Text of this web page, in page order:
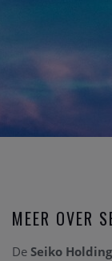
MEER OVER
De Seiko